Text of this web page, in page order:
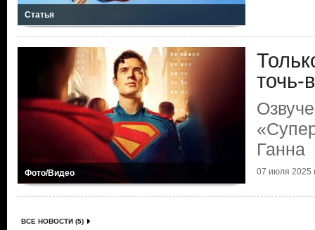
Статья
Фото/Видео
точь-
Ганна
07 июля 2025
ВСЕ НОВОСТИ (5)